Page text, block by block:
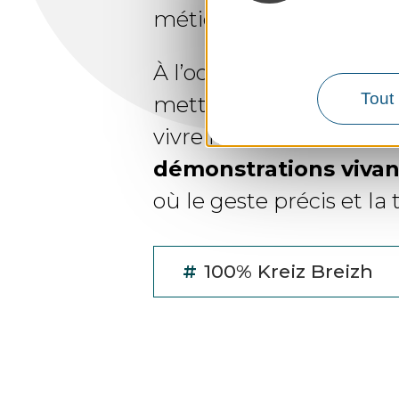
Tout
métiers traditionnels
À l’occasion de portes
mettons un coup de
vivre les traditions de
démonstrations
où le geste précis et
# 100% Kreiz Breizh